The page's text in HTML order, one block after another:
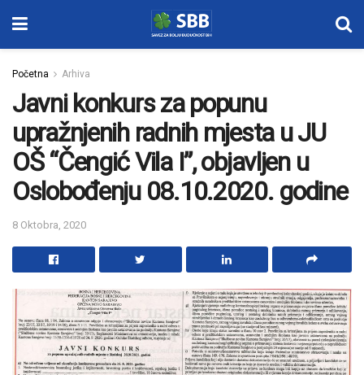
Početna Arhiva
Javni konkurs za popunu
upražnjenih radnih mjesta u JU
OŠ “Čengić Vila I”, objavljen u
Oslobođenju 08.10.2020. godine
8 Oktobra, 2020